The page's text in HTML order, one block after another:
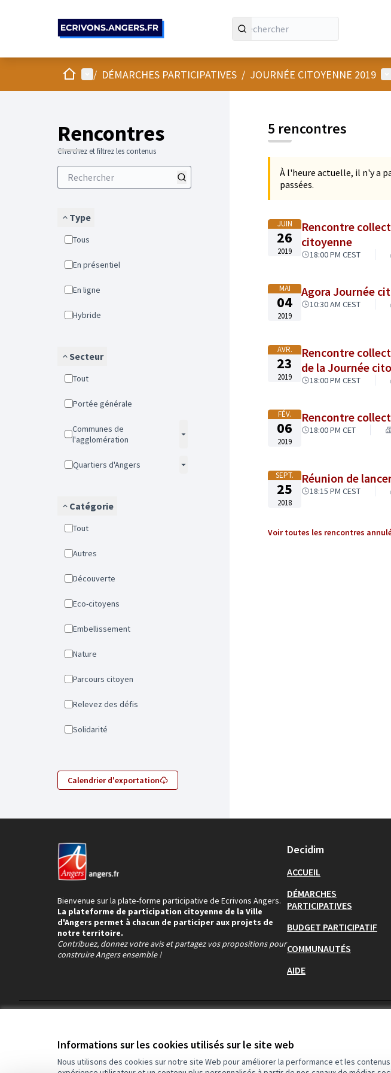
Informations sur les cookies utilisés sur le site web
Nous utilisons des cookies sur notre site Web pour améliorer la performance et les
AccueilMenu principal
/ DÉMARCHES PARTICIPATIVES / JOURNÉE CITOYENNE 2019
Rencontres
Cherchez et filtrez les contenus
Type
Tous
En présentiel
En ligne
Hybride
Secteur
Tout
Portée générale
Communes de
l'agglomération
Quartiers d'Angers
Catégorie
Tout
Autres
Découverte
Eco-citoyens
Embellissement
Nature
Parcours citoyen
Relevez des défis
Solidarité
Calendrier d'exportation
5 rencontres
À l'heure actuelle, il n'y a
passées.
JUIN
26
2019
Rencontre
citoyenne
18:00 PM CEST
MAI
04
2019
Agora Journée
10:30 AM CEST
AVR.
23
2019
Rencontre
de la Journée
18:00 PM CEST
FÉV.
06
2019
Rencontre
18:00 PM CET
SEPT.
25
2018
Réunion de
18:15 PM CEST
Voir toutes les rencontres
Bienvenue sur la plate-forme participative de Ecrivons Angers.
La plateforme de participation citoyenne de la Ville
d'Angers permet à chacun de participer aux projets de
notre territoire.
Contribuez, donnez votre avis et partagez vos propositions pour
construire Angers ensemble !
Decidim
ACCUEIL
DÉMARCHES
PARTICIPATIVES
BUDGET PARTICIPATIF
COMMUNAUTÉS
AIDE